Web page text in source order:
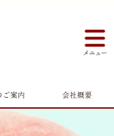
ご案内 会社概要